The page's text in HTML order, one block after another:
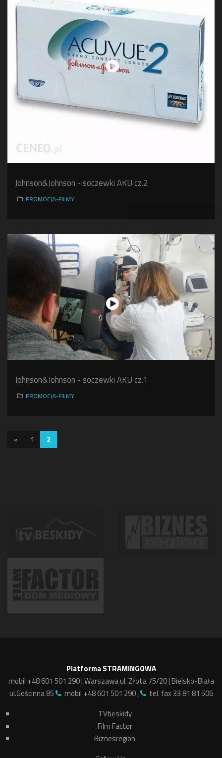
Johnson&Johnson - soczewki AKU cz.2
PROMOCJA-FILMY
Johnson&Johnson - soczewki AKU cz.1
PROMOCJA-FILMY
« 1 2
Platforma STRAMINGOWA
mobil +48 601 501 290 | Warszawa ul. Złota 75/20 | Bielsko-Biała
ul.Gościnna 85
mobil +48 601 501 290 ,
tel. fax 33 81 81 506
TVbeskidy
Film Factor
Biznesregion